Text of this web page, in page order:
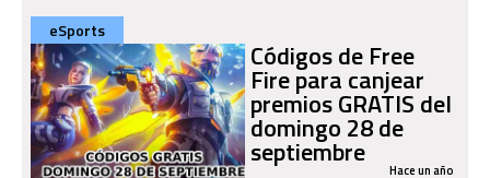
eSports
Códigos de Free
Fire para canjear
premios GRATIS del
domingo 28 de
septiembre Hace un año